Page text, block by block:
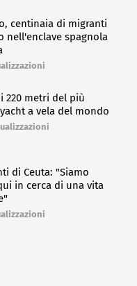
centinaia di migranti
nell'enclave spagnola
220 metri del più
a vela del mondo
di Ceuta: "Siamo
in cerca di una vita